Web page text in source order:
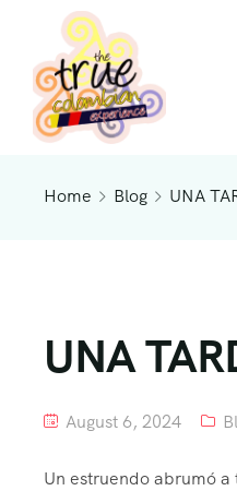
Home Blog UNA
UNA
August 6, 2024
Un estruendo abrumó